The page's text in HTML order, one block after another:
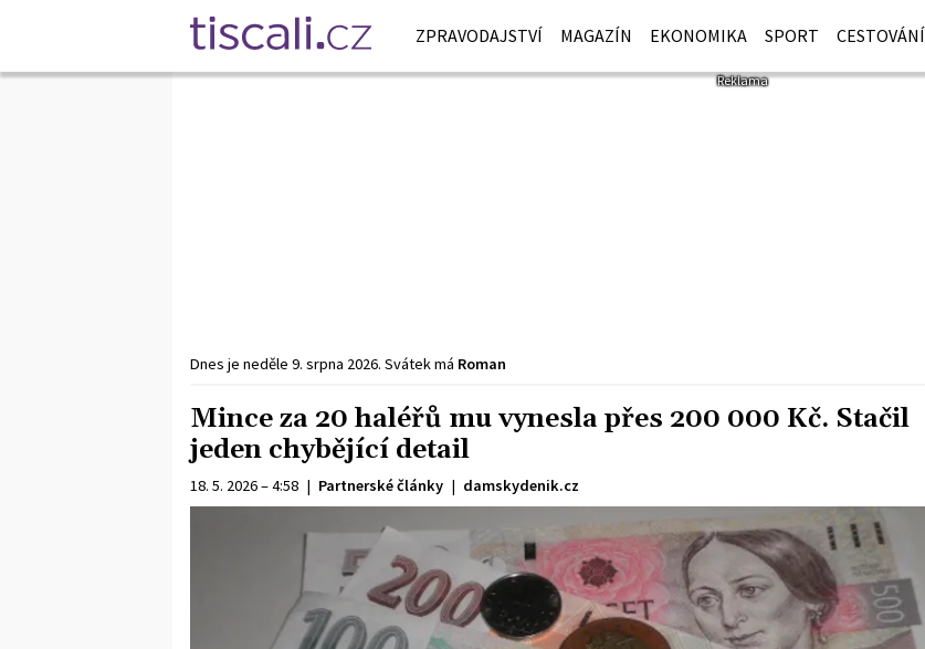
ZPRAVODAJSTVÍ MAGAZÍN EKONOMIKA SPORT CESTOVÁNÍ
Dnes je neděle 9. srpna 2026. Svátek má Roman
Mince za 20 haléřů mu vynesla přes 200 000 Kč. Stačil
jeden chybějící detail
18. 5. 2026 – 4:58 | Partnerské články | damskydenik.cz